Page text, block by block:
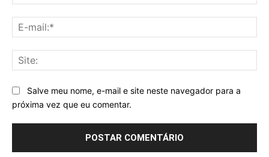
Salve meu nome, e-mail e site neste navegador para a
próxima vez que eu comentar.